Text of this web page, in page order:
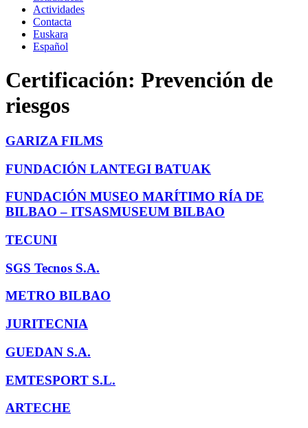
Actividades
Contacta
Euskara
Español
Certificación: Prevención de
riesgos
GARIZA FILMS
FUNDACIÓN LANTEGI BATUAK
FUNDACIÓN MUSEO MARÍTIMO RÍA DE
BILBAO – ITSASMUSEUM BILBAO
TECUNI
SGS Tecnos S.A.
METRO BILBAO
JURITECNIA
GUEDAN S.A.
EMTESPORT S.L.
ARTECHE